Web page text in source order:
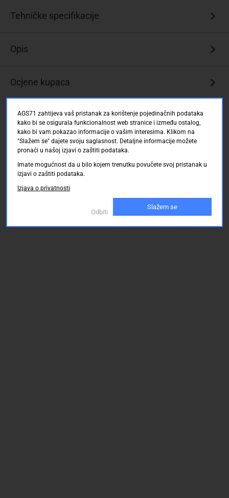
Tehničke specifikacije
Opis
Ocjene kupaca
AGS71 zahtijeva vaš pristanak za korištenje pojedinačnih podataka
kako bi se osigurala funkcionalnost web stranice i između ostalog,
kako bi vam pokazao informacije o vašim interesima. Klikom na
"Slažem se" dajete svoju saglasnost. Detaljne informacije možete
pronaći u našoj izjavi o zaštiti podataka.
Imate mogućnost da u bilo kojem trenutku povučete svoj pristanak u
izjavi o zaštiti podataka.
Izjava o privatnosti
Odbiti
Slažem se